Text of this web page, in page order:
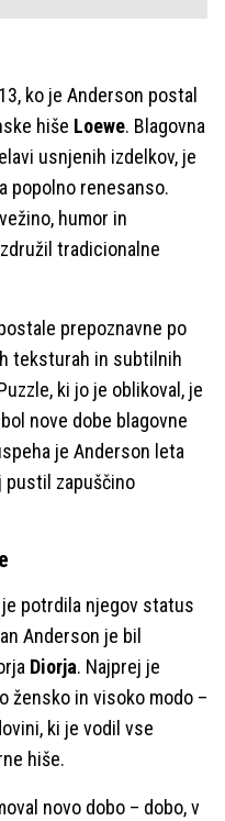
ko je Anderson postal
hiše Loewe. Blagovna
usnjenih izdelkov, je
popolno renesanso.
humor in
tradicionalne
prepoznavne po
teksturah in subtilnih
ki jo je oblikoval, je
nove dobe blagovne
je Anderson leta
pustil zapuščino
potrdila njegov status
Anderson je bil
Diorja. Najprej je
žensko in visoko modo –
ki je vodil vse
hiše.
novo dobo – dobo, v